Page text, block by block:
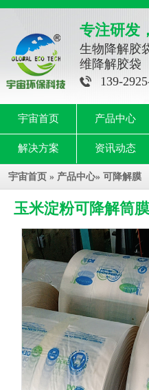
专注研发
生物降解胶
维降解胶袋
139-
宇宙首页 产品中心
解决方案 资讯动态
宇宙首页 » 产品中心» 可降解膜
玉米淀粉可降解筒